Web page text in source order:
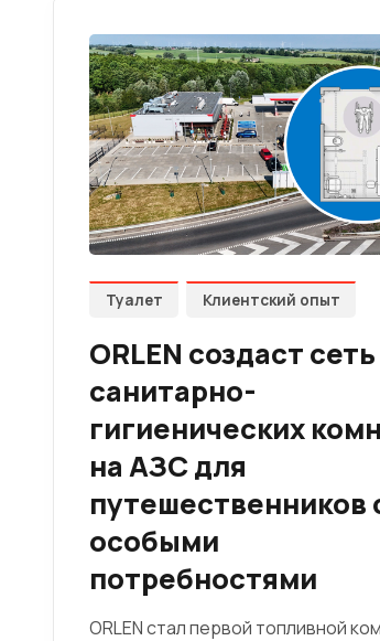
Туалет Клиентский опыт
ORLEN создаст сеть
санитарно-
гигиенических
на АЗС для
путешественников
особыми
потребностями
ORLEN стал первой топливной